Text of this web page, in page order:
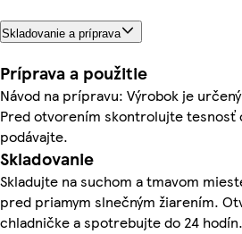
Skladovanie a príprava
Príprava a použitie
Návod na prípravu: Výrobok je
Pred otvorením skontrolujte tesnosť
podávajte.
Skladovanie
Skladujte na suchom a tmavom
pred priamym slnečným žiarením.
chladničke a spotrebujte do 24 hodín.